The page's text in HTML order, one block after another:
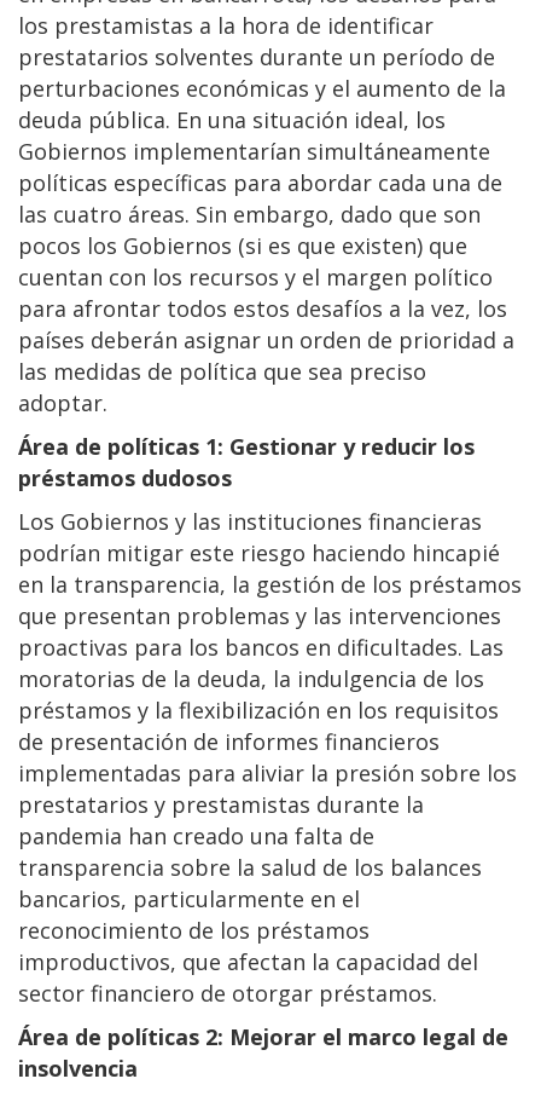
los prestamistas a la hora de identificar
prestatarios solventes durante un período de
perturbaciones económicas y el aumento de la
deuda pública. En una situación ideal, los
Gobiernos implementarían simultáneamente
políticas específicas para abordar cada una de
las cuatro áreas. Sin embargo, dado que son
pocos los Gobiernos (si es que existen) que
cuentan con los recursos y el margen político
para afrontar todos estos desafíos a la vez, los
países deberán asignar un orden de prioridad a
las medidas de política que sea preciso
adoptar.
Área de políticas 1: Gestionar y reducir los
préstamos dudosos
Los Gobiernos y las instituciones financieras
podrían mitigar este riesgo haciendo hincapié
en la transparencia, la gestión de los préstamos
que presentan problemas y las intervenciones
proactivas para los bancos en dificultades. Las
moratorias de la deuda, la indulgencia de los
préstamos y la flexibilización en los requisitos
de presentación de informes financieros
implementadas para aliviar la presión sobre los
prestatarios y prestamistas durante la
pandemia han creado una falta de
transparencia sobre la salud de los balances
bancarios, particularmente en el
reconocimiento de los préstamos
improductivos, que afectan la capacidad del
sector financiero de otorgar préstamos.
Área de políticas 2: Mejorar el marco legal de
insolvencia